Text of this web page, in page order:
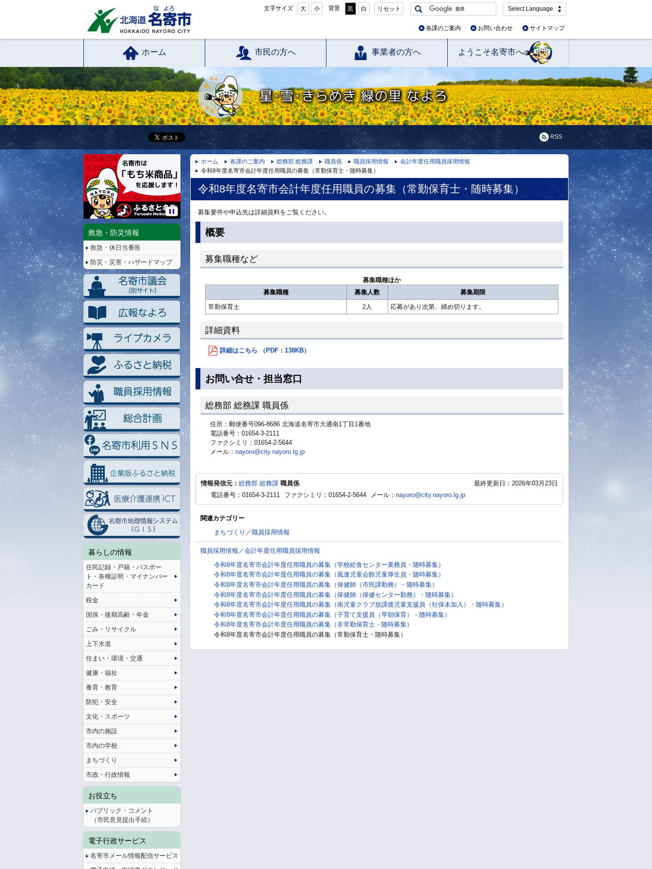
文字サイズ 大 小 背景 黒 白 リセット Select Language
各課のご案内 お問い合わせ サイトマップ
ホーム 市民の方へ 事業者の方へ ようこそ名寄市へ
星・雪・きらめき 緑の里 なよろ
RSS
ホーム 各課のご案内 総務部 総務課 職員係 職員採用情報
会計年度任用職員採用情報
令和8年度名寄市会計年度任用職員の募集（常勤保育士・随時募集）
令和8年度名寄市会計年度任用職員の募集（常勤保育士・随時募集）
募集要件や申込先は詳細資料をご覧ください。
概要
募集職種など
募集職種ほか
募集職種
募集人数
募集期限
常勤保育士
2人 応募があり次第、締め切ります。
詳細資料
詳細はこちら （PDF：138KB）
お問い合せ・担当窓口
総務部 総務課 職員係
住所：郵便番号096-8686 北海道名寄市大通南1丁目1番地
電話番号：01654-3-2111
ファクシミリ：01654-2-5644
メール： nayoro@city.nayoro.lg.jp
最終更新日：2026年03月23日
情報発信元： 総務部 総務課 職員係
電話番号：01654-3-2111
ファクシミリ：01654-2-5644 メール： nayoro@city.nayoro.lg.jp
関連カテゴリー
まちづくり／職員採用情報
職員採用情報／会計年度任用職員採用情報
令和8年度名寄市会計年度任用職員の募集（学校給食センター業務員・随時募集）
令和8年度名寄市会計年度任用職員の募集（風連児童会館児童厚生員・随時募集）
令和8年度名寄市会計年度任用職員の募集（保健師（市民課勤務）・随時募集）
令和8年度名寄市会計年度任用職員の募集（保健師（保健センター勤務）・随時募集）
令和8年度名寄市会計年度任用職員の募集（南児童クラブ放課後児童支援員（社保未加入）・随時募集）
令和8年度名寄市会計年度任用職員の募集（子育て支援員（早朝保育）・随時募集）
令和8年度名寄市会計年度任用職員の募集（非常勤保育士・随時募集）
令和8年度名寄市会計年度任用職員の募集（常勤保育士・随時募集）
停
再
救急・防災情報
救急・休日当番医
防災・災害・ハザードマップ
暮らしの情報
住民記録・戸籍・パスポー
ト・各種証明・マイナンバー
カード
税金
国保・後期高齢・年金
ごみ・リサイクル
上下水道
住まい・環境・交通
健康・福祉
養育・教育
防犯・安全
文化・スポーツ
市内の施設
市内の学校
まちづくり
市政・行政情報
お役立ち
パブリック・コメント
（市民意見提出手続）
電子行政サービス
名寄市メール情報配信サービス